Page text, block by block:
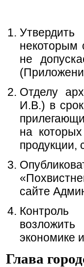
некоторым
не
Отделу
И.В.) в
на
продукции,
сайте
Контроль
экономике
Глава